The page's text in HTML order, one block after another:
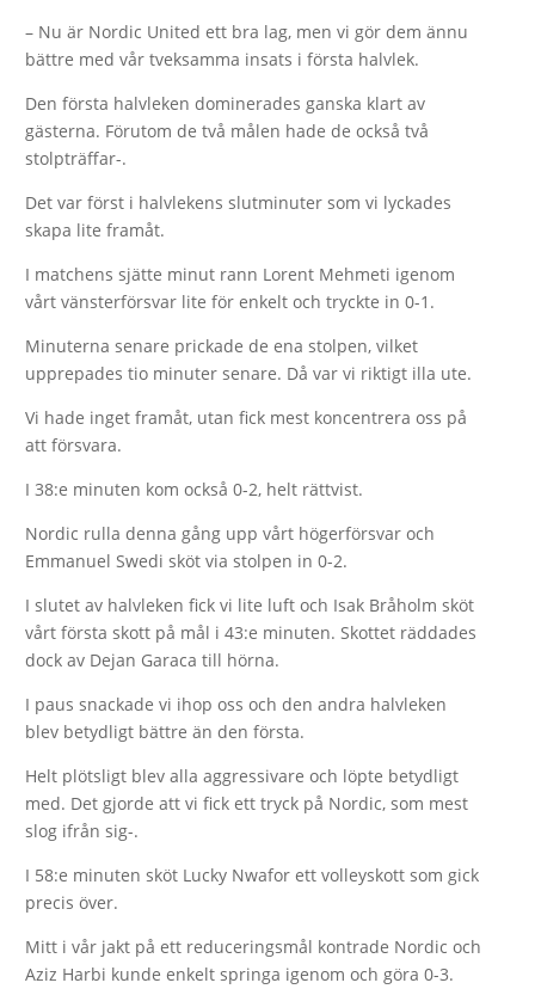
– Nu är Nordic United ett bra lag, men vi gör dem ännu
bättre med vår tveksamma insats i första halvlek.
Den första halvleken dominerades ganska klart av
gästerna. Förutom de två målen hade de också två
stolpträffar-.
Det var först i halvlekens slutminuter som vi lyckades
skapa lite framåt.
I matchens sjätte minut rann Lorent Mehmeti igenom
vårt vänsterförsvar lite för enkelt och tryckte in 0-1.
Minuterna senare prickade de ena stolpen, vilket
upprepades tio minuter senare. Då var vi riktigt illa ute.
Vi hade inget framåt, utan fick mest koncentrera oss på
att försvara.
I 38:e minuten kom också 0-2, helt rättvist.
Nordic rulla denna gång upp vårt högerförsvar och
Emmanuel Swedi sköt via stolpen in 0-2.
I slutet av halvleken fick vi lite luft och Isak Bråholm sköt
vårt första skott på mål i 43:e minuten. Skottet räddades
dock av Dejan Garaca till hörna.
I paus snackade vi ihop oss och den andra halvleken
blev betydligt bättre än den första.
Helt plötsligt blev alla aggressivare och löpte betydligt
med. Det gjorde att vi fick ett tryck på Nordic, som mest
slog ifrån sig-.
I 58:e minuten sköt Lucky Nwafor ett volleyskott som gick
precis över.
Mitt i vår jakt på ett reduceringsmål kontrade Nordic och
Aziz Harbi kunde enkelt springa igenom och göra 0-3.